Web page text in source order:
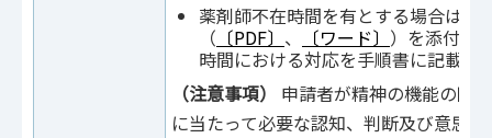
薬剤師不在時間を有とする場合は、
（ 〔PDF〕 、 〔ワード〕 ）を添付す
時間における対応を手順書に記載す
（注意事項）
申請者が精神の機能の障
に当たって必要な認知、判断及び意思